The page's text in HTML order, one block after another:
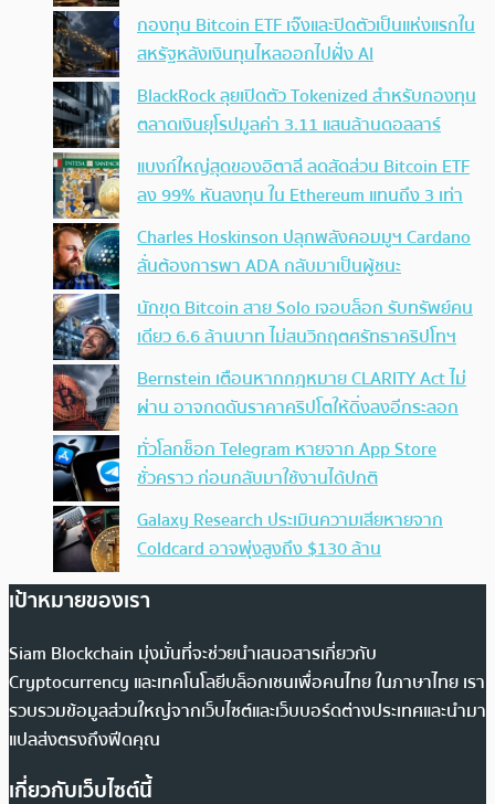
กองทุน Bitcoin ETF เจ๊งและปิดตัวเป็นแห่งแรกใน
สหรัฐหลังเงินทุนไหลออกไปฝั่ง AI
BlackRock ลุยเปิดตัว Tokenized สำหรับกองทุน
ตลาดเงินยุโรปมูลค่า 3.11 แสนล้านดอลลาร์
แบงก์ใหญ่สุดของอิตาลี ลดสัดส่วน Bitcoin ETF
ลง 99% หันลงทุน ใน Ethereum แทนถึง 3 เท่า
Charles Hoskinson ปลุกพลังคอมมูฯ Cardano
ลั่นต้องการพา ADA กลับมาเป็นผู้ชนะ
นักขุด Bitcoin สาย Solo เจอบล็อก รับทรัพย์คน
เดียว 6.6 ล้านบาท ไม่สนวิกฤตศรัทธาคริปโทฯ
Bernstein เตือนหากกฎหมาย CLARITY Act ไม่
ผ่าน อาจกดดันราคาคริปโตให้ดิ่งลงอีกระลอก
ทั่วโลกช็อก Telegram หายจาก App Store
ชั่วคราว ก่อนกลับมาใช้งานได้ปกติ
Galaxy Research ประเมินความเสียหายจาก
Coldcard อาจพุ่งสูงถึง $130 ล้าน
เป้าหมายของเรา
Siam Blockchain มุ่งมั่นที่จะช่วยนำเสนอสารเกี่ยวกับ
Cryptocurrency และเทคโนโลยีบล็อกเชนเพื่อคนไทย ในภาษาไทย เรา
รวบรวมข้อมูลส่วนใหญ่จากเว็บไซต์และเว็บบอร์ดต่างประเทศและนำมา
แปลส่งตรงถึงฟีดคุณ
เกี่ยวกับเว็บไซต์นี้